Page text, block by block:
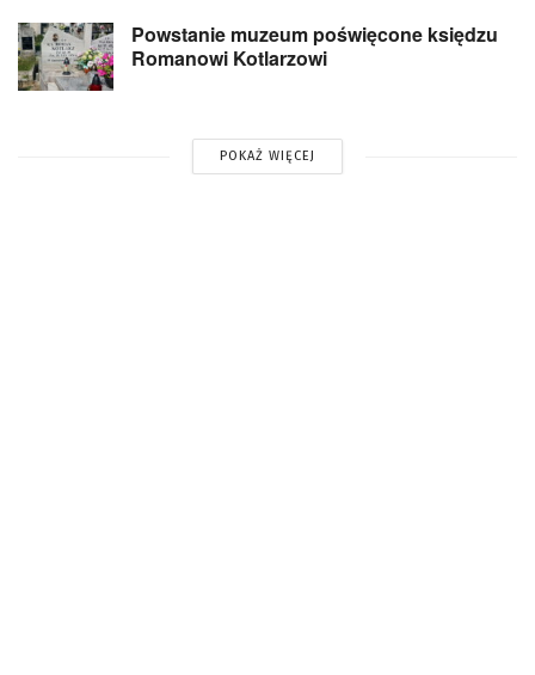
Powstanie muzeum poświęcone księdzu
Romanowi Kotlarzowi
POKAŻ WIĘCEJ